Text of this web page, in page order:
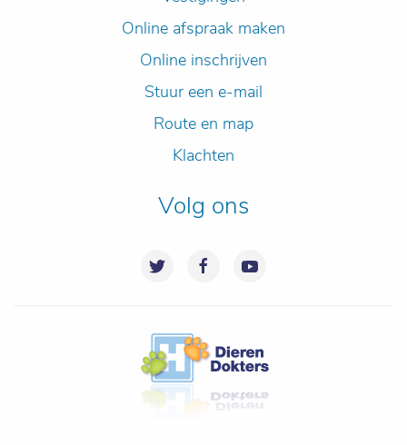
Online afspraak maken
Online inschrijven
Stuur een e-mail
Route en map
Klachten
Volg ons